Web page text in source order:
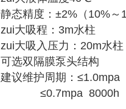
静态精度：±2%（10%～
zui大吸程：3m水柱
zui大吸入压力：20m水柱
可选双隔膜泵头结构
建议维护周期：≤1.0mpa
≤0.7mpa 8000h